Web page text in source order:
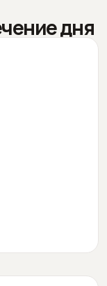
дня